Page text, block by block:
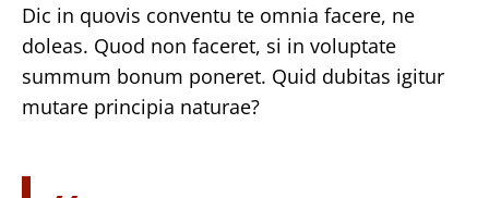
Dic in quovis conventu te omnia facere, ne
doleas. Quod non faceret, si in voluptate
summum bonum poneret. Quid dubitas igitur
mutare principia naturae?